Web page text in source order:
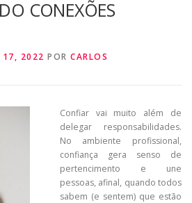
CONEXÕES
17, 2022 POR CARLOS
Confiar vai muito além de
delegar responsabilidades.
No ambiente profissional,
confiança gera senso de
pertencimento e une
pessoas, afinal, quando todos
sabem (e sentem) que estão